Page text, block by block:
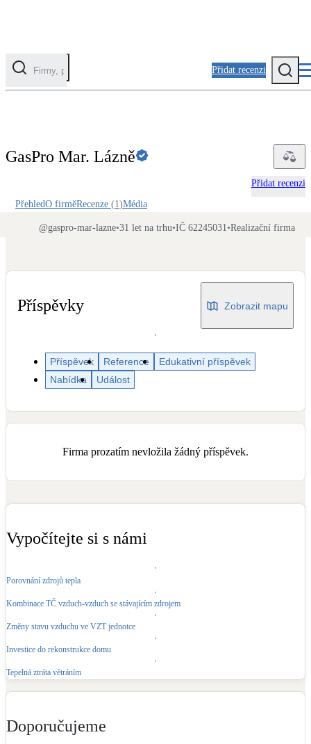
Přidat recenzi
Solární ohřev vody
Tepelná čerpadla
Solární termický systém
Na přípravu teplé vody i přitápění
Balkonové sestavy
Kotle
Hlavní zdroje vytápění
GasPro Mar. Lázně
Přidat recenzi
PřehledO firměRecenze (1)Média
@gaspro-mar-lazne•31 let na trhu•IČ 62245031•Realizační firma
Příspěvky Zobrazit mapu
Příspěvek Reference
Edukativní příspěvek
Nabídka
Událost
Firma prozatím nevložila žádný příspěvek.
Vypočítejte si s námi
Porovnání zdrojů tepla
Kombinace TČ vzduch-vzduch se stávajícím zdrojem
Změny stavu vzduchu ve VZT jednotce
Investice do rekonstrukce domu
Tepelná ztráta větráním
Doporučujeme